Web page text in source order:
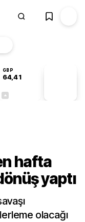
GBP
64,41
hafta
yaptı
olacağı